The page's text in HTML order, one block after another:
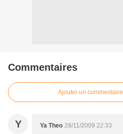
Commentaires
Ajouter un commentaire
Y Ya Theo 28/11/2009 22:33